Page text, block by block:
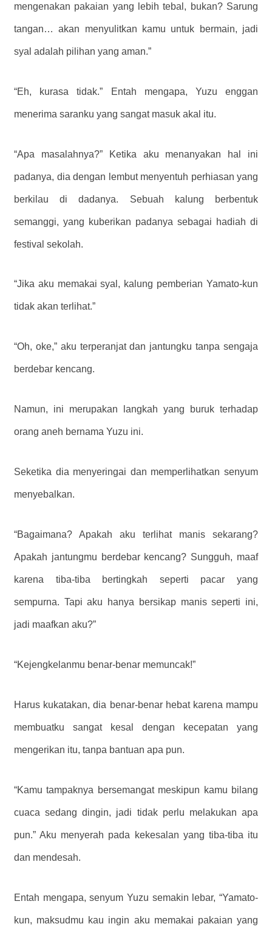
mengenakan pakaian yang lebih tebal, bukan? Sarung
tangan… akan menyulitkan kamu untuk bermain, jadi
syal adalah pilihan yang aman.”
“Eh, kurasa tidak.” Entah mengapa, Yuzu enggan
menerima saranku yang sangat masuk akal itu.
“Apa masalahnya?” Ketika aku menanyakan hal ini
padanya, dia dengan lembut menyentuh perhiasan yang
berkilau di dadanya. Sebuah kalung berbentuk
semanggi, yang kuberikan padanya sebagai hadiah di
festival sekolah.
“Jika aku memakai syal, kalung pemberian Yamato-kun
tidak akan terlihat.”
“Oh, oke,” aku terperanjat dan jantungku tanpa sengaja
berdebar kencang.
Namun, ini merupakan langkah yang buruk terhadap
orang aneh bernama Yuzu ini.
Seketika dia menyeringai dan memperlihatkan senyum
menyebalkan.
“Bagaimana? Apakah aku terlihat manis sekarang?
Apakah jantungmu berdebar kencang? Sungguh, maaf
karena tiba-tiba bertingkah seperti pacar yang
sempurna. Tapi aku hanya bersikap manis seperti ini,
jadi maafkan aku?”
“Kejengkelanmu benar-benar memuncak!”
Harus kukatakan, dia benar-benar hebat karena mampu
membuatku sangat kesal dengan kecepatan yang
mengerikan itu, tanpa bantuan apa pun.
“Kamu tampaknya bersemangat meskipun kamu bilang
cuaca sedang dingin, jadi tidak perlu melakukan apa
pun.” Aku menyerah pada kekesalan yang tiba-tiba itu
dan mendesah.
Entah mengapa, senyum Yuzu semakin lebar, “Yamato-
kun, maksudmu kau ingin aku memakai pakaian yang